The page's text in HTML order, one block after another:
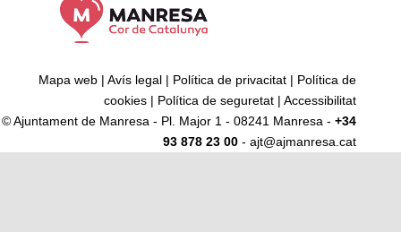
Mapa web | Avís legal | Política de privacitat | Política de
cookies | Política de seguretat | Accessibilitat
© Ajuntament de Manresa - Pl. Major 1 - 08241 Manresa - +34
93 878 23 00 - ajt@ajmanresa.cat